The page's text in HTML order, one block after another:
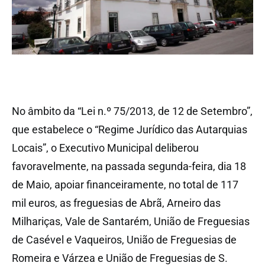
No âmbito da “Lei n.º 75/2013, de 12 de Setembro”,
que estabelece o “Regime Jurídico das Autarquias
Locais”, o Executivo Municipal deliberou
favoravelmente, na passada segunda-feira, dia 18
de Maio, apoiar financeiramente, no total de 117
mil euros, as freguesias de Abrã, Arneiro das
Milhariças, Vale de Santarém, União de Freguesias
de Casével e Vaqueiros, União de Freguesias de
Romeira e Várzea e União de Freguesias de S.